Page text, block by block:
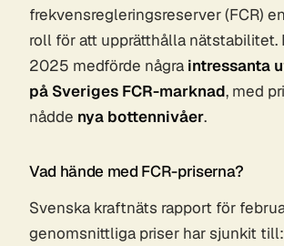
frekvensregleringsreserver (FCR)
roll för att upprätthålla nätstabilitet.
2025 medförde några intressanta
på Sveriges FCR-marknad, med
nådde nya bottennivåer.
Vad hände med FCR-priserna?
Svenska kraftnäts rapport för
genomsnittliga priser har sjunkit till: